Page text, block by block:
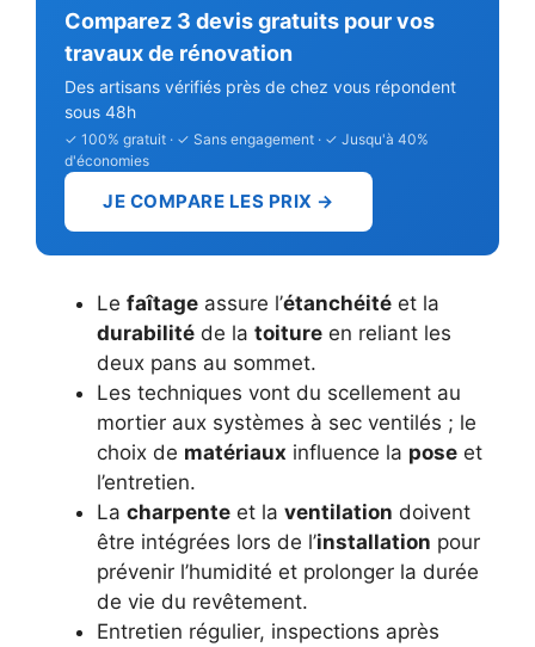
Comparez 3 devis gratuits pour vos
travaux de rénovation
Des artisans vérifiés près de chez vous répondent
sous 48h
✓ 100% gratuit · ✓ Sans engagement · ✓ Jusqu'à 40%
d'économies
JE COMPARE LES PRIX →
Le faîtage assure l’étanchéité et la
durabilité de la toiture en reliant les
deux pans au sommet.
Les techniques vont du scellement au
mortier aux systèmes à sec ventilés ; le
choix de matériaux influence la pose et
l’entretien.
La charpente et la ventilation doivent
être intégrées lors de l’installation pour
prévenir l’humidité et prolonger la durée
de vie du revêtement.
Entretien régulier, inspections après